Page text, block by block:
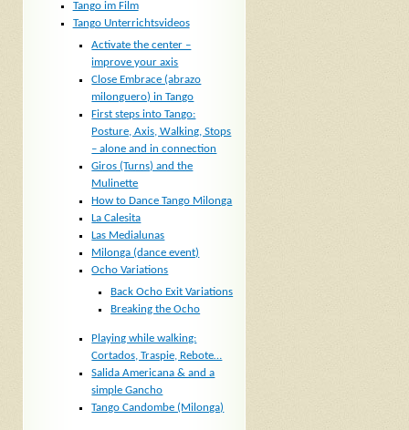
Tango im Film
Tango Unterrichtsvideos
Activate the center –
improve your axis
Close Embrace (abrazo
milonguero) in Tango
First steps into Tango:
Posture, Axis, Walking, Stops
– alone and in connection
Giros (Turns) and the
Mulinette
How to Dance Tango Milonga
La Calesita
Las Medialunas
Milonga (dance event)
Ocho Variations
Back Ocho Exit Variations
Breaking the Ocho
Playing while walking:
Cortados, Traspie, Rebote…
Salida Americana & and a
simple Gancho
Tango Candombe (Milonga)